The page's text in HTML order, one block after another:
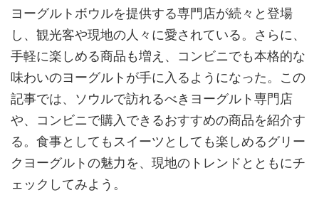
ヨーグルトボウルを提供する専門店が続々と登場
し、観光客や現地の人々に愛されている。さらに、
手軽に楽しめる商品も増え、コンビニでも本格的な
味わいのヨーグルトが手に入るようになった。この
記事では、ソウルで訪れるべきヨーグルト専門店
や、コンビニで購入できるおすすめの商品を紹介す
る。食事としてもスイーツとしても楽しめるグリー
クヨーグルトの魅力を、現地のトレンドとともにチ
ェックしてみよう。